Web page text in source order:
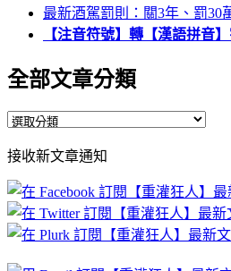
最新酒駕罰則：關3年、罰30
【注音符號】轉【漢語拼音
全部文章分類
全
文
章
分
類
接收新文章通知